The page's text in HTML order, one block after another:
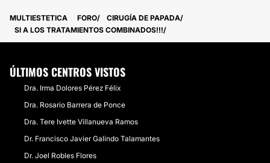
MULTIESTETICA FORO
CIRUGÍA DE PAPADA
SI A LOS TRATAMIENTOS COMBINADOS!!!
ÚLTIMOS CENTROS VISTOS
Dra. Irma Dolores Pérez Félix
Dra. Rosario Barrera de Ponce
Dra. Tere Ivette Villanueva Ramos
Dr. Francisco Javier Galindo Talamantes
Dr. Joel Robles Flores